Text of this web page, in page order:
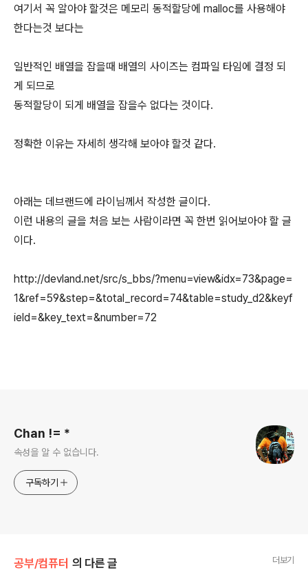
여기서 꼭 알아야 할것은 메모리 동적할당에 malloc를 사용해야
한다는것 보다는
일반적인 배열을 잡을때 배열의 사이즈는 컴파일 타임에 결정 되
게 되므로
동적할당이 되게 배열을 잡을수 없다는 것이다.
정확한 이유는 자세히 생각해 보아야 할것 같다.
아래는 데브랜드에 라이님께서 작성한 글이다.
이런 내용의 글을 처음 보는 사람이라면 꼭 한번 읽어보아야 할 글
이다.
http://devland.net/src/s_bbs/?menu=view&idx=73&page=
1&ref=59&step=&total_record=74&table=study_d2&keyf
ield=&key_text=&number=72
Chan != *
속성을 알 수 없습니다.
구독하기
공부/컴퓨터 의 다른 글 더보기